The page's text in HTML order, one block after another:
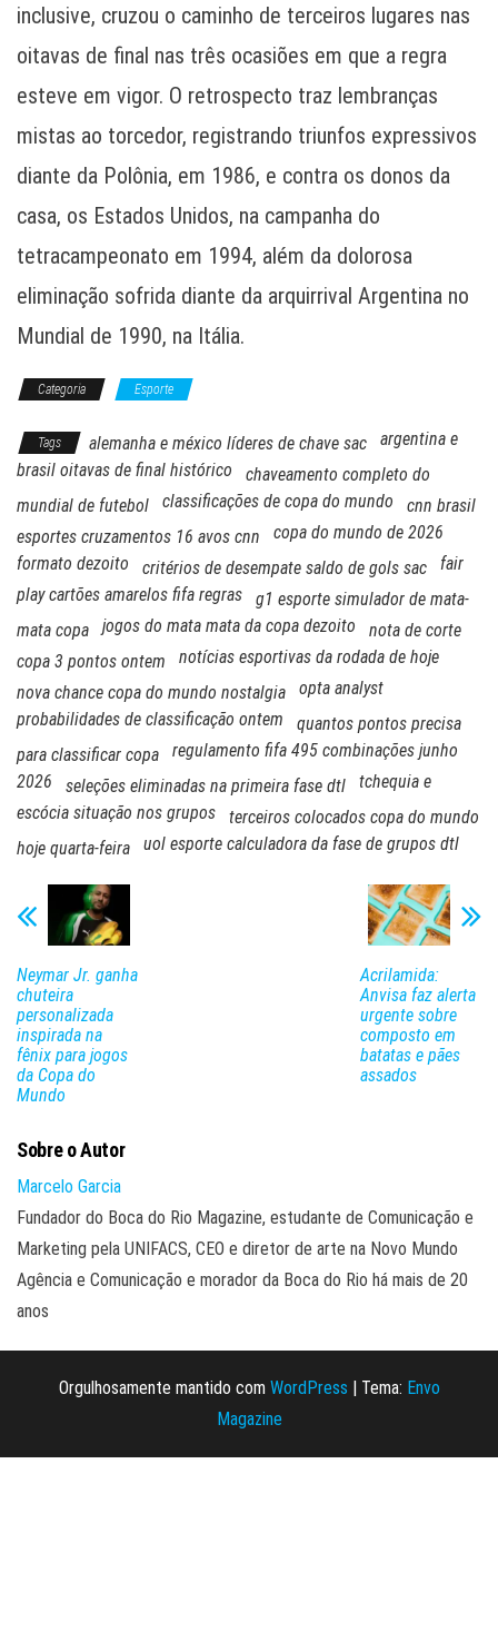
inclusive, cruzou o caminho de terceiros lugares nas
oitavas de final nas três ocasiões em que a regra
esteve em vigor. O retrospecto traz lembranças
mistas ao torcedor, registrando triunfos expressivos
diante da Polônia, em 1986, e contra os donos da
casa, os Estados Unidos, na campanha do
tetracampeonato em 1994, além da dolorosa
eliminação sofrida diante da arquirrival Argentina no
Mundial de 1990, na Itália.
Categoria Esporte
Tags alemanha e méxico líderes de chave sac
argentina e
brasil oitavas de final histórico
chaveamento completo do
mundial de futebol
classificações de copa do mundo
cnn brasil
esportes cruzamentos 16 avos cnn
copa do mundo de 2026
formato dezoito
critérios de desempate saldo de gols sac
fair
play cartões amarelos fifa regras
g1 esporte simulador de mata-
mata copa
jogos do mata mata da copa dezoito
nota de corte
copa 3 pontos ontem
notícias esportivas da rodada de hoje
nova chance copa do mundo nostalgia
opta analyst
probabilidades de classificação ontem
quantos pontos precisa
para classificar copa
regulamento fifa 495 combinações junho
2026
seleções eliminadas na primeira fase dtl
tchequia e
escócia situação nos grupos
terceiros colocados copa do mundo
hoje quarta-feira
uol esporte calculadora da fase de grupos dtl
Neymar Jr. ganha
chuteira
personalizada
inspirada na
fênix para jogos
da Copa do
Mundo
Acrilamida:
Anvisa faz alerta
urgente sobre
composto em
batatas e pães
assados
Sobre o Autor
Marcelo Garcia
Fundador do Boca do Rio Magazine, estudante de Comunicação e
Marketing pela UNIFACS, CEO e diretor de arte na Novo Mundo
Agência e Comunicação e morador da Boca do Rio há mais de 20
anos
Orgulhosamente mantido com WordPress Tema: Envo
Magazine